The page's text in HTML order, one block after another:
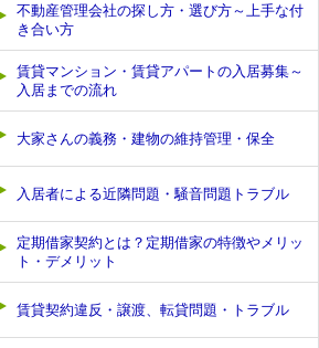
不動産管理会社の探し方・選び方～上手な付
き合い方
賃貸マンション・賃貸アパートの入居募集～
入居までの流れ
大家さんの義務・建物の維持管理・保全
入居者による近隣問題・騒音問題トラブル
定期借家契約とは？定期借家の特徴やメリッ
ト・デメリット
賃貸契約違反・譲渡、転貸問題・トラブル